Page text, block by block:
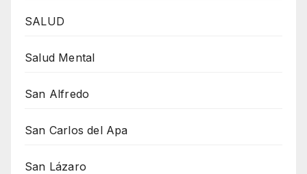
SALUD
Salud Mental
San Alfredo
San Carlos del Apa
San Lázaro